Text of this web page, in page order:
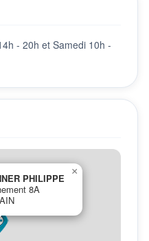
- 20h et Samedi 10h -
PHILIPPE
8A
×